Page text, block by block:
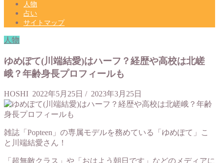
人物
占い
サイトマップ
人物
ゆめぽて(川端結愛)はハーフ？経歴や高校は北嵯
峨？年齢身長プロフィールも
HOSHI 2022年5月25日 / 2023年3月25日
雑誌「Popteen」の専属モデルを務めている「ゆめぽて」こ
と川端結愛さん！
「超無敵クラス」や「おはよう朝日です」などのメディアに